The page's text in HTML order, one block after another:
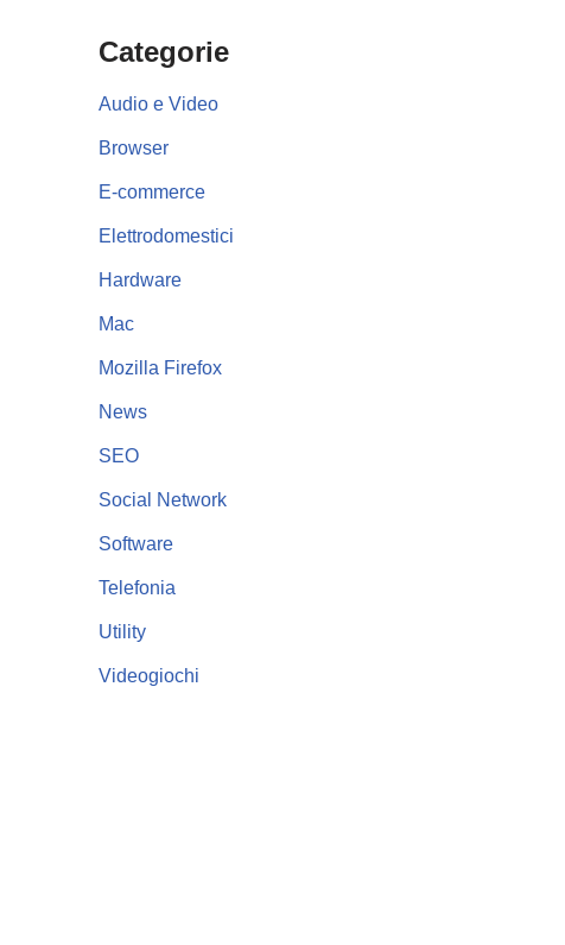
Categorie
Audio e Video
Browser
E-commerce
Elettrodomestici
Hardware
Mac
Mozilla Firefox
News
SEO
Social Network
Software
Telefonia
Utility
Videogiochi